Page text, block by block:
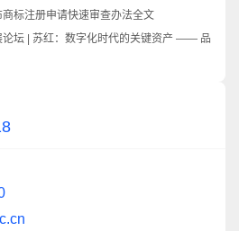
标注册申请快速审查办法全文
论坛 | 苏红：数字化时代的关键资产 —— 品